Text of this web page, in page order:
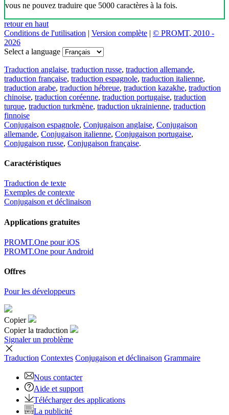
vous ne pouvez traduire que 5000 caractères à la fois.
retour en haut
Conditions de l'utilisation | Version complète | © PROMT, 2010 -
2026
Select a language
Traduction anglaise, traduction russe, traduction allemande,
traduction française, traduction espagnole, traduction italienne,
traduction arabe, traduction hébreue, traduction kazakhe, traduction
chinoise, traduction coréenne, traduction portugaise, traduction
turque, traduction turkmène, traduction ukrainienne, traduction
finnoise
Conjugaison espagnole, Conjugaison anglaise, Conjugaison
allemande, Conjugaison italienne, Conjugaison portugaise,
Conjugaison russe, Conjugaison française.
Caractéristiques
Traduction de texte
Exemples de contexte
Conjugaison et déclinaison
Applications gratuites
PROMT.One pour iOS
PROMT.One pour Android
Offres
Pour les développeurs
Copier
Copier la traduction
Signaler un problème
Traduction Contextes Conjugaison et déclinaison Grammaire
Nous contacter
Aide et support
Télécharger des applications
La publicité